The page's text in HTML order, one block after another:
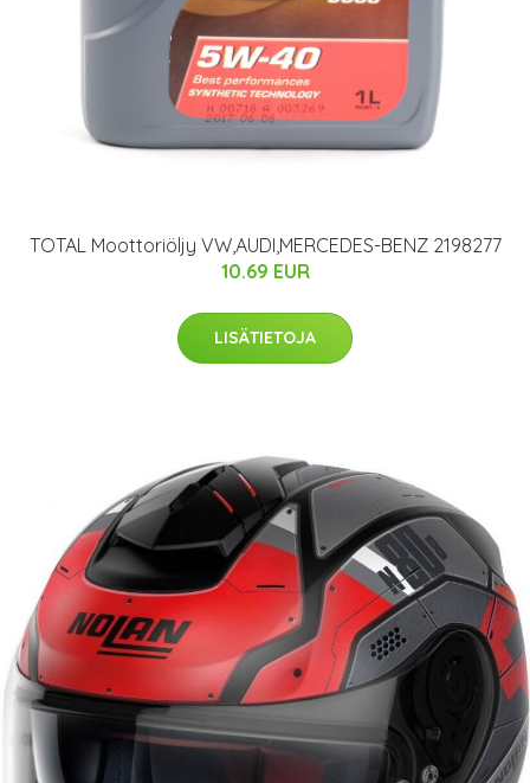
TOTAL Moottoriöljy VW,AUDI,MERCEDES-BENZ 2198277
10.69 EUR
LISÄTIETOJA